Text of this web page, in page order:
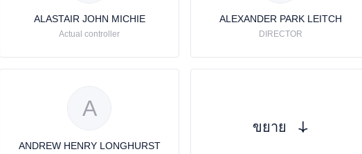
ALASTAIR JOHN MICHIE
Actual controller
ALEXANDER PARK LEITCH
DIRECTOR
A
ANDREW HENRY LONGHURST
ขยาย